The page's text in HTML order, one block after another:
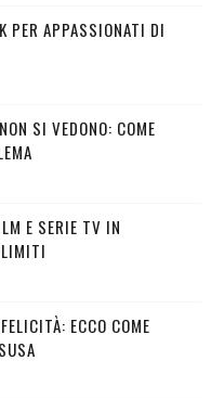
PER APPASSIONATI DI
SI VEDONO: COME
E SERIE TV IN
ECCO COME